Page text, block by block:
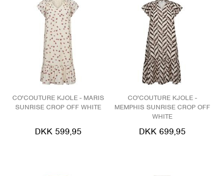
CO'COUTURE KJOLE - MARIS
SUNRISE CROP OFF WHITE
DKK 599,95
CO'COUTURE KJOLE -
MEMPHIS SUNRISE CROP OFF
WHITE
DKK 699,95